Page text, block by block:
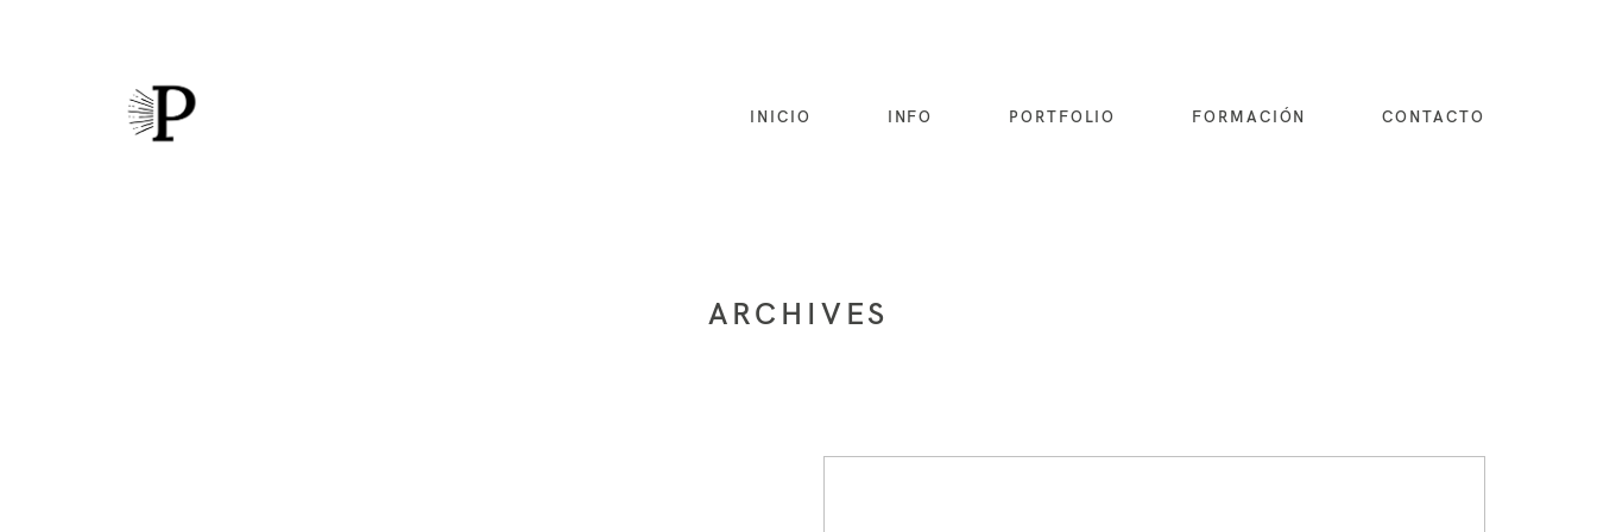
INICIO INFO PORTFOLIO FORMACIÓN CONTACTO
ARCHIVES